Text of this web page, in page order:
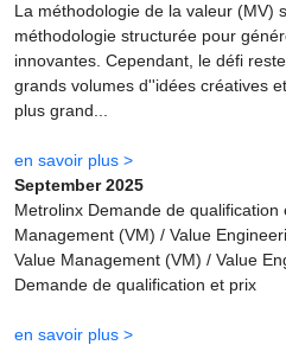
La méthodologie de la valeur (MV)
méthodologie structurée pour
innovantes. Cependant, le défi
grands volumes d''idées créatives
plus grand...
en savoir plus >
September 2025
Metrolinx Demande de qualification
Management (VM) / Value
Value Management (VM) / Value
Demande de qualification et prix
en savoir plus >